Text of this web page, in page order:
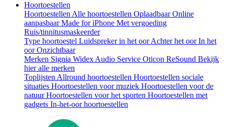
Hoortoestellen
HoortoestellenAlle hoortoestellen OplaadbaarOnline
aanpasbaarMade for iPhone Met vergoeding
Ruis/tinnitusmaskeerder
Type hoortoestel Luidspreker in het oorAchter het oorIn het
oorOnzichtbaar
Merken Signia WidexAudio Service Oticon ReSound Bekijk
hier alle merken
ToplijstenAllround hoortoestellen Hoortoestellen sociale
situaties Hoortoestellen voor muziek Hoortoestellen voor de
natuurHoortoestellen voor het sporten Hoortoestellen met
gadgets In-het-oor hoortoestellen